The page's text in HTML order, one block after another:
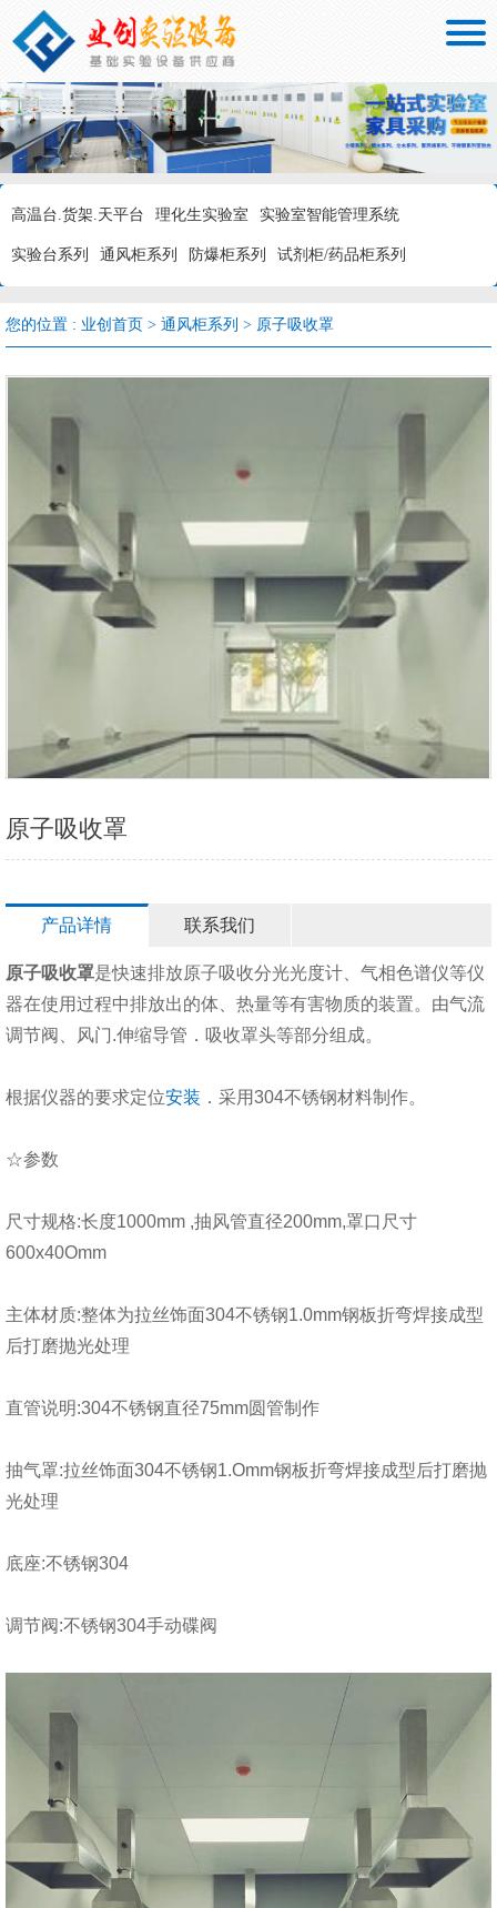

高温台.货架.天平台 理化生实验室 实验室智能管理系统
实验台系列 通风柜系列 防爆柜系列 试剂柜/药品柜系列
您的位置 : 业创首页 > 通风柜系列 > 原子吸收罩
原子吸收罩
产品详情 联系我们
原子吸收罩是快速排放原子吸收分光光度计、气相色谱仪等仪
器在使用过程中排放出的体、热量等有害物质的装置。由气流
调节阀、风门.伸缩导管．吸收罩头等部分组成。
根据仪器的要求定位安装 ．采用304不锈钢材料制作。
☆参数
尺寸规格:长度1000mm ,抽风管直径200mm,罩口尺寸
600x40Omm
主体材质:整体为拉丝饰面304不锈钢1.0mm钢板折弯焊接成型
后打磨抛光处理
直管说明:304不锈钢直径75mm圆管制作
抽气罩:拉丝饰面304不锈钢1.Omm钢板折弯焊接成型后打磨抛
光处理
底座:不锈钢304
调节阀:不锈钢304手动碟阀